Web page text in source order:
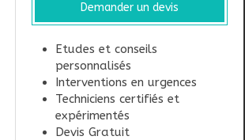
Demander un devis
Etudes et conseils
personnalisés
Interventions en urgences
Techniciens certifiés et
expérimentés
Devis Gratuit